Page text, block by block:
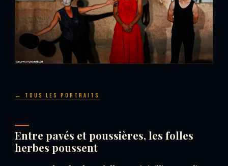
← Tous les portraits
Entre pavés et poussières, les folles
herbes poussent